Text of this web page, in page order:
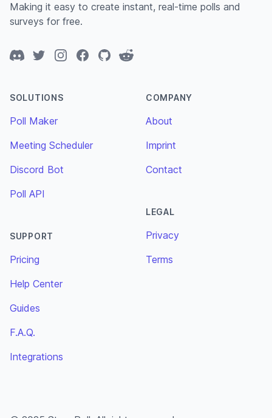
Making it easy to create instant, real-time polls and
surveys for free.
DiscordTwitterInstagramFacebook
GitHubReddit
SOLUTIONS
Poll Maker
Meeting Scheduler
Discord Bot
Poll API
SUPPORT
Pricing
Help Center
Guides
F.A.Q.
Integrations
COMPANY
About
Imprint
Contact
LEGAL
Privacy
Terms